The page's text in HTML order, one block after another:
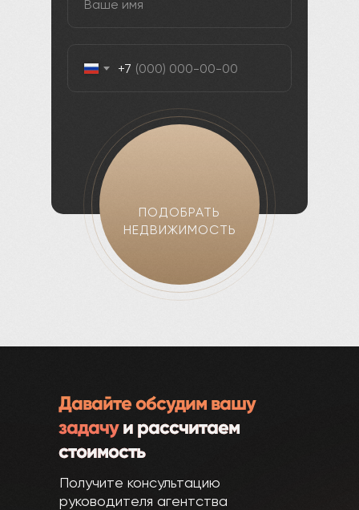
ПОДОБРАТЬ
НЕДВИЖИМОСТЬ
+7
Получите консультацию
руководителя агентства
Давайте обсудим вашу
задачуи рассчитаем
стоимость